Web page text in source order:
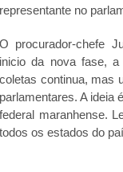
representante no
O procurador-chefe
inicio da nova fase,
coletas continua, mas
parlamentares. A ideia
federal maranhense.
todos os estados do